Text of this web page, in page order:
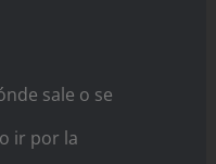
sale o se
ir por la